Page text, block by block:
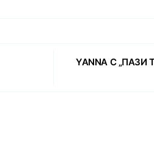
YANNA С